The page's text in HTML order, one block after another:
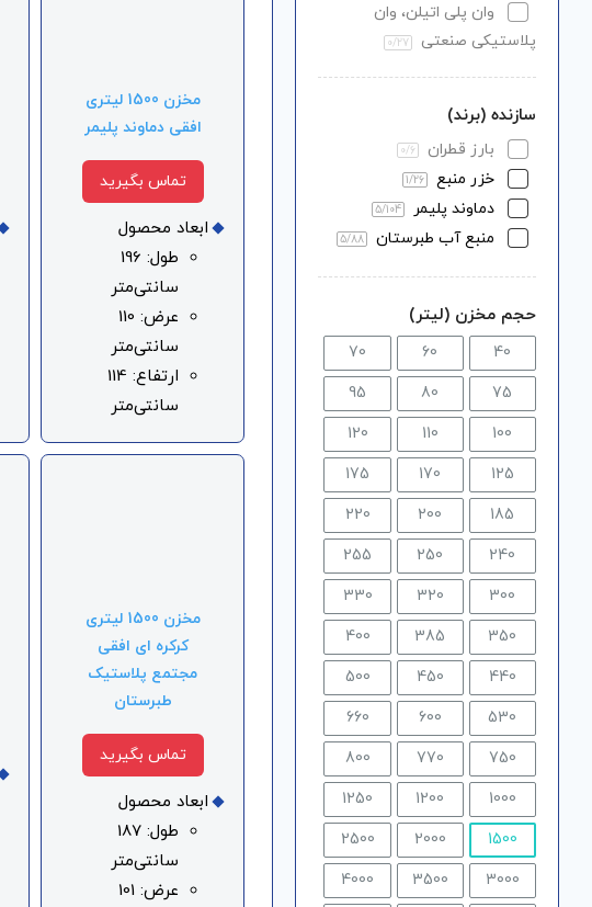
وان پلی اتیلن، وان
پلاستیکی صنعتی
0/27
سازنده (برند)
بارز قطران 0/6
خزر منبع 1/26
دماوند پلیمر 5/104
منبع آب طبرستان 5/88
حجم مخزن (لیتر)
40
60
70
75
80
95
100
110
120
125
170
175
185
200
220
240
250
255
300
320
330
350
385
400
440
450
500
530
600
660
750
770
800
1000
1200
1250
1500
2000
2500
3000
3500
4000
مخزن 1500 لیتری
افقی دماوند پلیمر
تماس بگیرید
ابعاد محصول
طول: 196
سانتی‌متر
عرض: 110
سانتی‌متر
ارتفاع: 114
سانتی‌متر
مخزن 1500 لیتری
کرکره ای افقی
مجتمع پلاستیک
طبرستان
تماس بگیرید
ابعاد محصول
طول: 187
سانتی‌متر
عرض: 101